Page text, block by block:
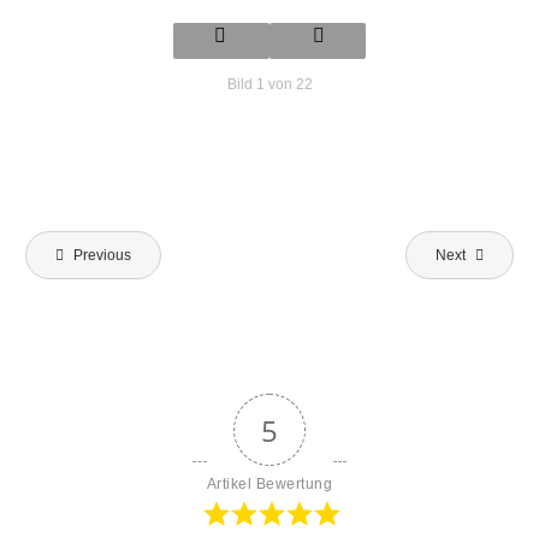
Bild 1 von 22
Beitragsnavigation
Previous Next
5
Artikel Bewertung